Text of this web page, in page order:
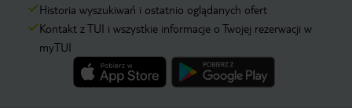
Historia wyszukiwań i ostatnio oglądanych ofert
Kontakt z TUI i wszystkie informacje o Twojej rezerwacji w
myTUI